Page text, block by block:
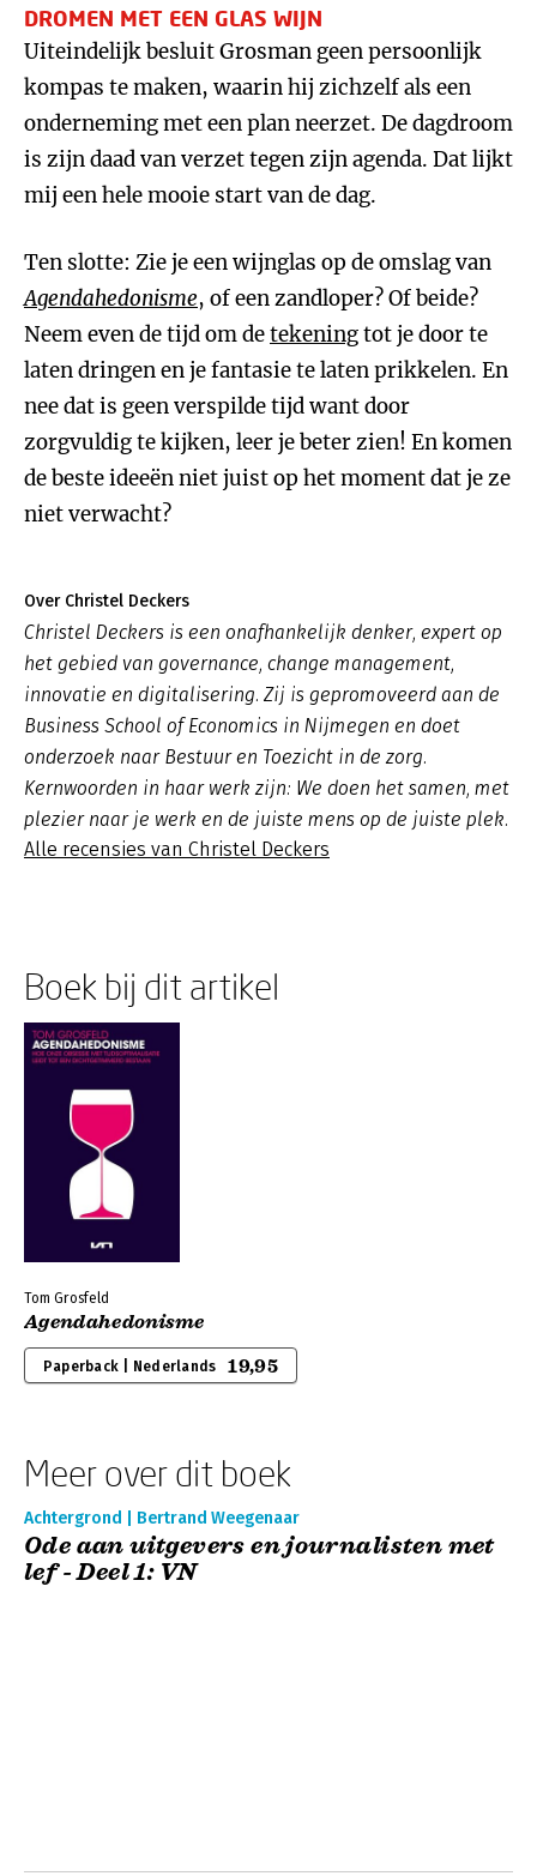
DROMEN MET EEN GLAS WIJN
Uiteindelijk besluit Grosman geen persoonlijk
kompas te maken, waarin hij zichzelf als een
onderneming met een plan neerzet. De dagdroom
is zijn daad van verzet tegen zijn agenda. Dat lijkt
mij een hele mooie start van de dag.
Ten slotte: Zie je een wijnglas op de omslag van
Agendahedonisme, of een zandloper? Of beide?
Neem even de tijd om detekeningtot je door te
laten dringen en je fantasie te laten prikkelen. En
nee dat is geen verspilde tijd want door
zorgvuldig te kijken, leer je beter zien! En komen
de beste ideeën niet juist op het moment dat je ze
niet verwacht?
Over Christel Deckers
Christel Deckers is een onafhankelijk denker, expert op
het gebied van governance, change management,
innovatie en digitalisering. Zij is gepromoveerd aan de
Business School of Economics in Nijmegen en doet
onderzoek naar Bestuur en Toezicht in de zorg.
Kernwoorden in haar werk zijn: We doen het samen, met
plezier naar je werk en de juiste mens op de juiste plek.
Alle recensies van Christel Deckers
Boek bij dit artikel
Tom Grosfeld
Agendahedonisme
Paperback | Nederlands 19,95
Meer over dit boek
Achtergrond | Bertrand Weegenaar
Ode aan uitgevers en journalisten met
lef - Deel 1: VN